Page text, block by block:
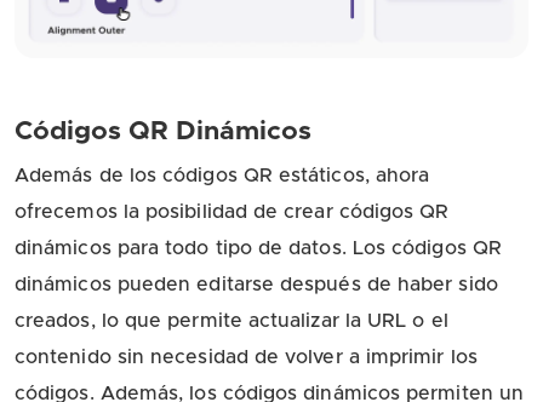
Códigos QR Dinámicos
Además de los códigos QR estáticos, ahora
ofrecemos la posibilidad de crear códigos QR
dinámicos para todo tipo de datos. Los códigos QR
dinámicos pueden editarse después de haber sido
creados, lo que permite actualizar la URL o el
contenido sin necesidad de volver a imprimir los
códigos. Además, los códigos dinámicos permiten un